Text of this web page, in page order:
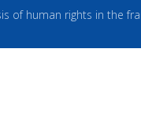
of human rights in the